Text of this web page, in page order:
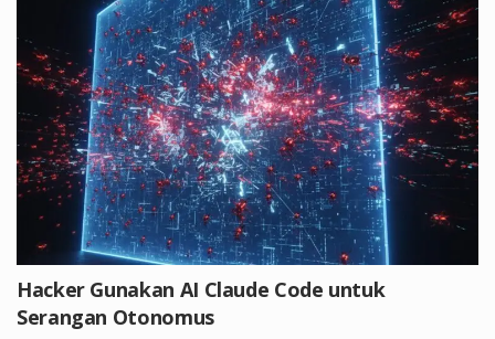
Hacker Gunakan AI Claude Code untuk
Serangan Otonomus